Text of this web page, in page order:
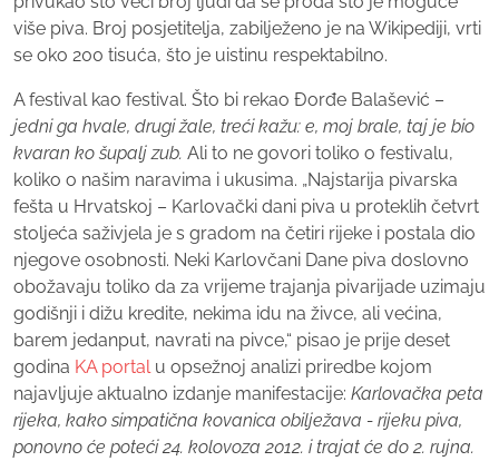
više piva. Broj posjetitelja, zabilježeno je na Wikipediji, vrti
se oko 200 tisuća, što je uistinu respektabilno.
A festival kao festival. Što bi rekao Đorđe Balašević –
jedni ga hvale, drugi žale, treći kažu: e, moj brale, taj je bio
kvaran ko šupalj zub. Ali to ne govori toliko o festivalu,
koliko o našim naravima i ukusima. „Najstarija pivarska
fešta u Hrvatskoj – Karlovački dani piva u proteklih četvrt
stoljeća saživjela je s gradom na četiri rijeke i postala dio
njegove osobnosti. Neki Karlovčani Dane piva doslovno
obožavaju toliko da za vrijeme trajanja pivarijade uzimaju
godišnji i dižu kredite, nekima idu na živce, ali većina,
barem jedanput, navrati na pivce,“ pisao je prije deset
godina KA portal u opsežnoj analizi priredbe kojom
najavljuje aktualno izdanje manifestacije: Karlovačka peta
rijeka, kako simpatična kovanica obilježava - rijeku piva,
ponovno će poteći 24. kolovoza 2012. i trajat će do 2. rujna.